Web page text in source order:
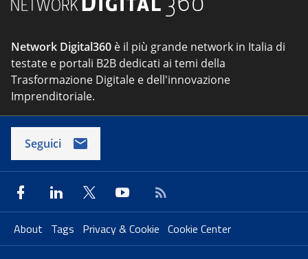
Network Digital360 è il più grande network in Italia di
testate e portali B2B dedicati ai temi della
Trasformazione Digitale e dell'innovazione
Imprenditoriale.
Seguici
About Tags Privacy & Cookie Cookie Center